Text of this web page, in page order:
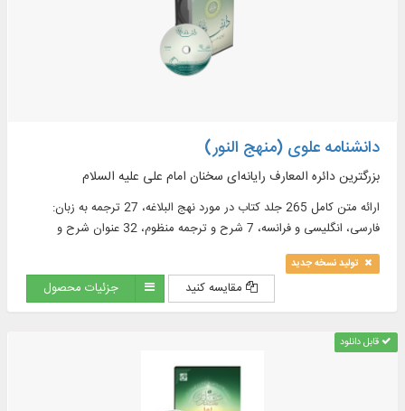
دانشنامه علوی (منهج النور)
بزرگترین دائره المعارف رایانه‌ای سخنان امام علی علیه السلام
ارائه متن کامل 265 جلد كتاب در مورد نهج البلاغه، 27 ترجمه به زبان:
فارسى، انگليسى و فرانسه، 7 شرح و ترجمه منظوم، 32 عنوان شرح و
تعليقه در 137 جلد به زبان‏هاى فارسى و عربى و ...
تولید نسخه جدید
مقایسه کنید جزئیات محصول
قابل دانلود